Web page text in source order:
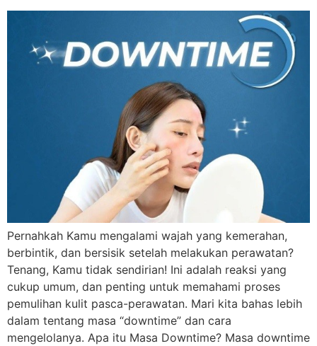
Pernahkah Kamu mengalami wajah yang kemerahan,
berbintik, dan bersisik setelah melakukan perawatan?
Tenang, Kamu tidak sendirian! Ini adalah reaksi yang
cukup umum, dan penting untuk memahami proses
pemulihan kulit pasca-perawatan. Mari kita bahas lebih
dalam tentang masa “downtime” dan cara
mengelolanya. Apa itu Masa Downtime? Masa downtime